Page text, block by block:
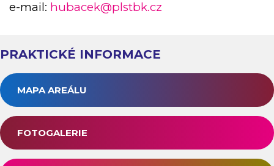
e-mail: hubacek@plstbk.cz
PRAKTICKÉ INFORMACE
MAPA AREÁLU
FOTOGALERIE